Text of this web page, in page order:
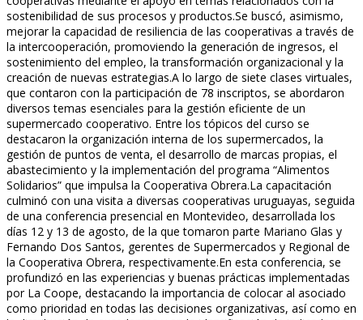
sostenibilidad de sus procesos y productos.Se buscó, asimismo,
mejorar la capacidad de resiliencia de las cooperativas a través de
la intercooperación, promoviendo la generación de ingresos, el
sostenimiento del empleo, la transformación organizacional y la
creación de nuevas estrategias.A lo largo de siete clases virtuales,
que contaron con la participación de 78 inscriptos, se abordaron
diversos temas esenciales para la gestión eficiente de un
supermercado cooperativo. Entre los tópicos del curso se
destacaron la organización interna de los supermercados, la
gestión de puntos de venta, el desarrollo de marcas propias, el
abastecimiento y la implementación del programa “Alimentos
Solidarios” que impulsa la Cooperativa Obrera.La capacitación
culminó con una visita a diversas cooperativas uruguayas, seguida
de una conferencia presencial en Montevideo, desarrollada los
días 12 y 13 de agosto, de la que tomaron parte Mariano Glas y
Fernando Dos Santos, gerentes de Supermercados y Regional de
la Cooperativa Obrera, respectivamente.En esta conferencia, se
profundizó en las experiencias y buenas prácticas implementadas
por La Coope, destacando la importancia de colocar al asociado
como prioridad en todas las decisiones organizativas, así como en